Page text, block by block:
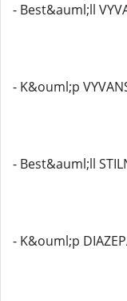
- Best&auml;ll
- K&ouml;p
- Best&auml;ll
- K&ouml;p